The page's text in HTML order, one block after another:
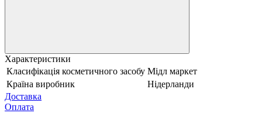
Характеристики
Класифікація косметичного засобу Мідл маркет
Країна виробник
Нідерланди
Доставка
Оплата